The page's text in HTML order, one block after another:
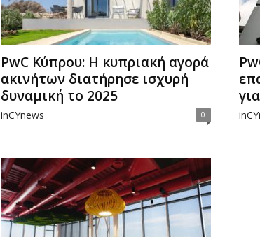
PwC Κύπρου: Η κυπριακή αγορά
ακινήτων διατήρησε ισχυρή
δυναμική το 2025
inCYnews 0